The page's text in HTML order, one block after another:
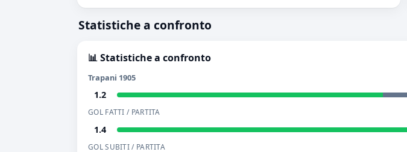
Statistiche a confronto
📊 Statistiche a confronto
Trapani 1905
1.2
GOL FATTI / PARTITA
1.4
GOL SUBITI / PARTITA